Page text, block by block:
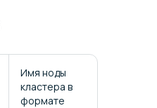
Имя ноды
кластера в
формате